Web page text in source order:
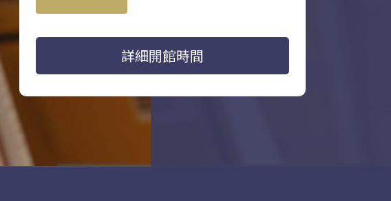
詳細開館時間